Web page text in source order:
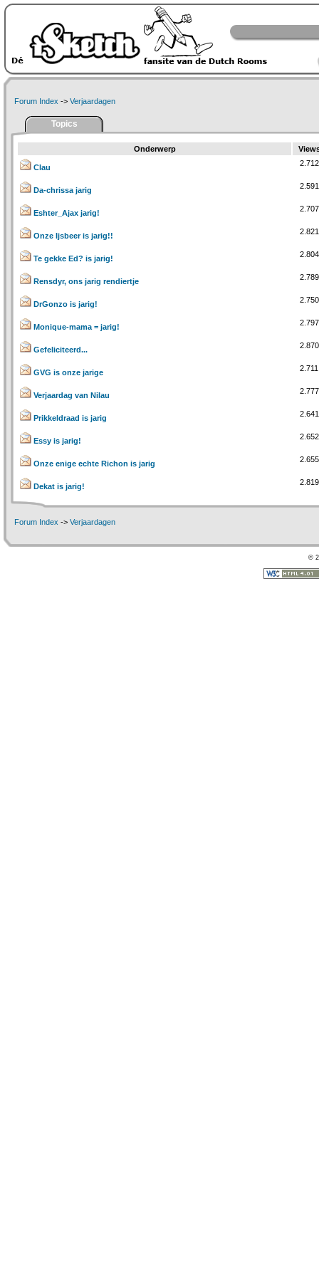
Forum Index -> Verjaardagen
Topics
Onderwerp
Clau 2.712
Da-chrissa jarig 2.591
Eshter_Ajax jarig! 2.707
Onze Ijsbeer is jarig!! 2.821
Te gekke Ed? is jarig! 2.804
Rensdyr, ons jarig rendiertje 2.789
DrGonzo is jarig! 2.750
Monique-mama = jarig! 2.797
Gefeliciteerd... 2.870
GVG is onze jarige 2.711
Verjaardag van Nilau 2.777
Prikkeldraad is jarig 2.641
Essy is jarig! 2.652
Onze enige echte Richon is jarig 2.655
Dekat is jarig! 2.819
Forum Index -> Verjaardagen
©